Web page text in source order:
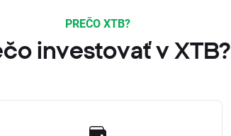
PREČO XTB?
investovať v XTB?